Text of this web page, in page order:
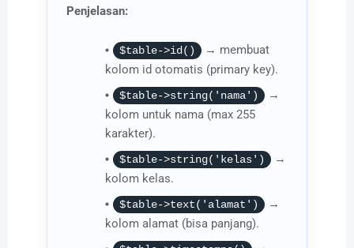
Penjelasan:
$table->id()
→ membuat
kolom id otomatis (primary key).
$table->string('nama')
→
kolom untuk nama (max 255
karakter).
$table->string('kelas')
→
kolom kelas.
$table->text('alamat')
→
kolom alamat (bisa panjang).